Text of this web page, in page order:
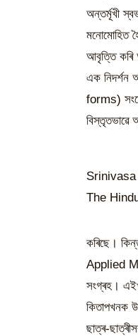
অন্তৰ্মূখী
মনোমোহিত
আবৃত্তি কৰি
এক নিদৰ্শন
forms)
বিস্তৃতভাৱে
The
কৰিছে।
Applied
সংগ্ৰহ।
কিতাপখনক
ছাত্ৰ-